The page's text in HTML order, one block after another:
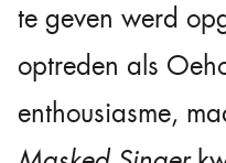
te geven werd
optreden als
enthousiasme,